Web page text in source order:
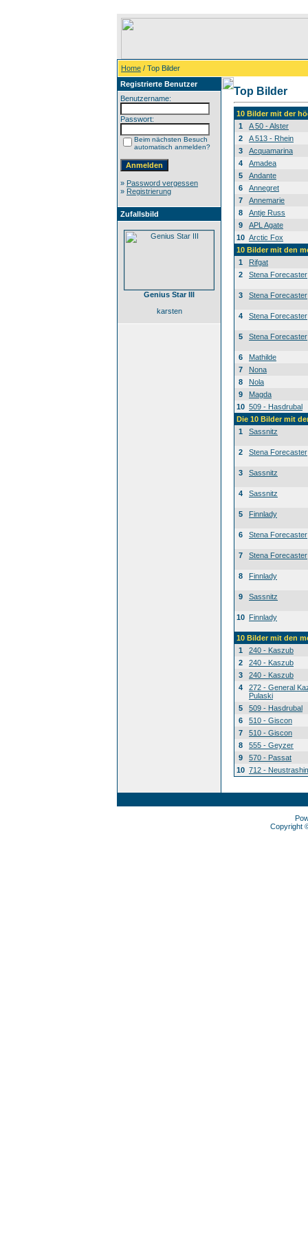
Home / Top Bilder
Registrierte Benutzer
Benutzername:
Passwort:
Beim nächsten Besuch
automatisch anmelden?
» Password vergessen
» Registrierung
Zufallsbild
Genius Star III
karsten
Top Bilder
10 Bilder mit der
1
A 50 - Alster
2
A 513 - Rhein
3
Acquamarina
4
Amadea
5
Andante
6
Annegret
7
Annemarie
8
Antje Russ
9
APL Agate
10 Arctic Fox
10 Bilder mit den
1
Rifgat
2
Stena Forecaster
3 Stena Forecaster
4 Stena Forecaster
5 Stena Forecaster
6
Mathilde
7
Nona
8
Nola
9
Magda
10 509 - Hasdrubal
Die 10 Bilder mit
1
Sassnitz
2 Stena Forecaster
3 Sassnitz
4 Sassnitz
5 Finnlady
6 Stena Forecaster
7 Stena Forecaster
8 Finnlady
9 Sassnitz
10 Finnlady
10 Bilder mit den
1
240 - Kaszub
2
240 - Kaszub
3
240 - Kaszub
4
272 - General
Pulaski
5
509 - Hasdrubal
6
510 - Giscon
7
510 - Giscon
8
555 - Geyzer
9
570 - Passat
10 712 -
Copyright